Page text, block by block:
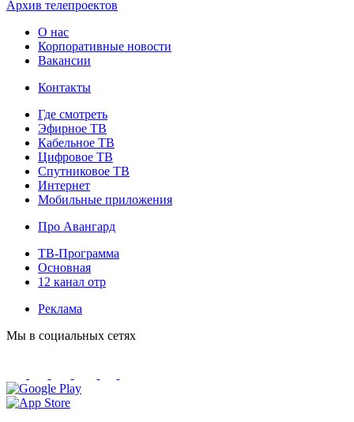
Архив телепроектов
О нас
Корпоративные новости
Вакансии
Контакты
Где смотреть
Эфирное ТВ
Кабельное ТВ
Цифровое ТВ
Спутниковое ТВ
Интернет
Мобильные приложения
Про Авангард
ТВ-Программа
Основная
12 канал отр
Реклама
Мы в социальных сетях